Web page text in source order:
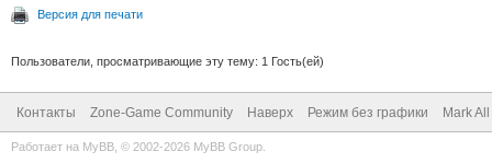
Версия для печати
Пользователи, просматривающие эту тему: 1 Гость(ей)
Контакты Zone-Game Community Наверх Режим без графики Mark
Работает на MyBB , © 2002-2026 MyBB Group